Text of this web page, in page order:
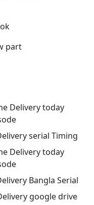
part
Delivery today
serial Timing
Delivery today
Bangla Serial
google drive